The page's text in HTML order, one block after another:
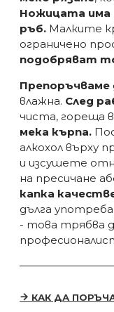
Ножицата
ръб. Малките
ограничено
подобряват
Препоръчваме
влажна. След
чиста, гореща
мека кърпа.
алкохол върху
и изсушете
на пресичане
капка
дълга
- това трябва
КАК ДА